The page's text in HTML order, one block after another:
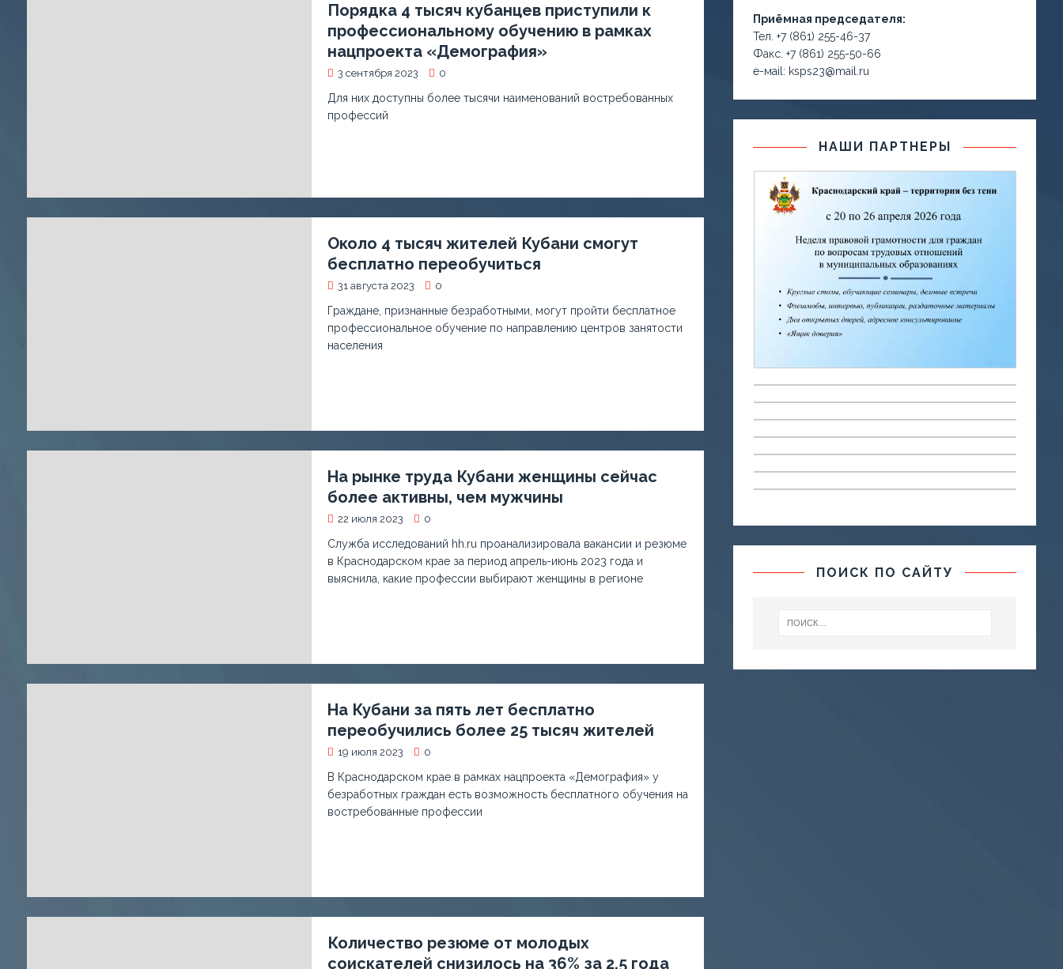
Порядка 4 тысяч кубанцев приступили к
профессиональному обучению в рамках
нацпроекта «Демография»
3 сентября 2023 0
Для них доступны более тысячи наименований востребованных
профессий
Около 4 тысяч жителей Кубани смогут
бесплатно переобучиться
31 августа 2023 0
Граждане, признанные безработными, могут пройти бесплатное
профессиональное обучение по направлению центров занятости
населения
На рынке труда Кубани женщины сейчас
более активны, чем мужчины
22 июля 2023 0
Служба исследований hh.ru проанализировала вакансии и резюме
в Краснодарском крае за период апрель-июнь 2023 года и
выяснила, какие профессии выбирают женщины в регионе
На Кубани за пять лет бесплатно
переобучились более 25 тысяч жителей
19 июля 2023 0
В Краснодарском крае в рамках нацпроекта «Демография» у
безработных граждан есть возможность бесплатного обучения на
востребованные профессии
Количество резюме от молодых
соискателей снизилось на 36% за 2,5 года
Приёмная председателя:
Тел. +7 (861) 255-46-37
Факс. +7 (861) 255-50-66
е-маil: ksps23@mail.ru
НАШИ ПАРТНЕРЫ
ПОИСК ПО САЙТУ